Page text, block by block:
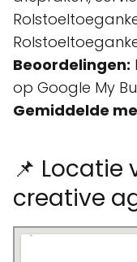
Beoordelingen:
op Google My
Gemiddelde
📌
creative